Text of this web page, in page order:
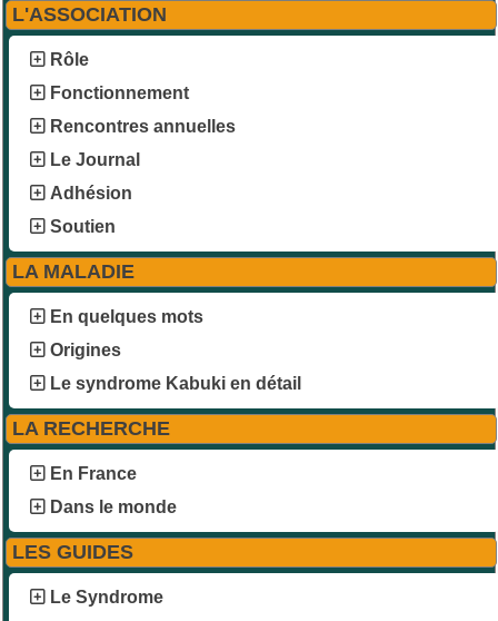
L'ASSOCIATION
Rôle
Fonctionnement
Rencontres annuelles
Le Journal
Adhésion
Soutien
LA MALADIE
En quelques mots
Origines
Le syndrome Kabuki en détail
LA RECHERCHE
En France
Dans le monde
LES GUIDES
Le Syndrome